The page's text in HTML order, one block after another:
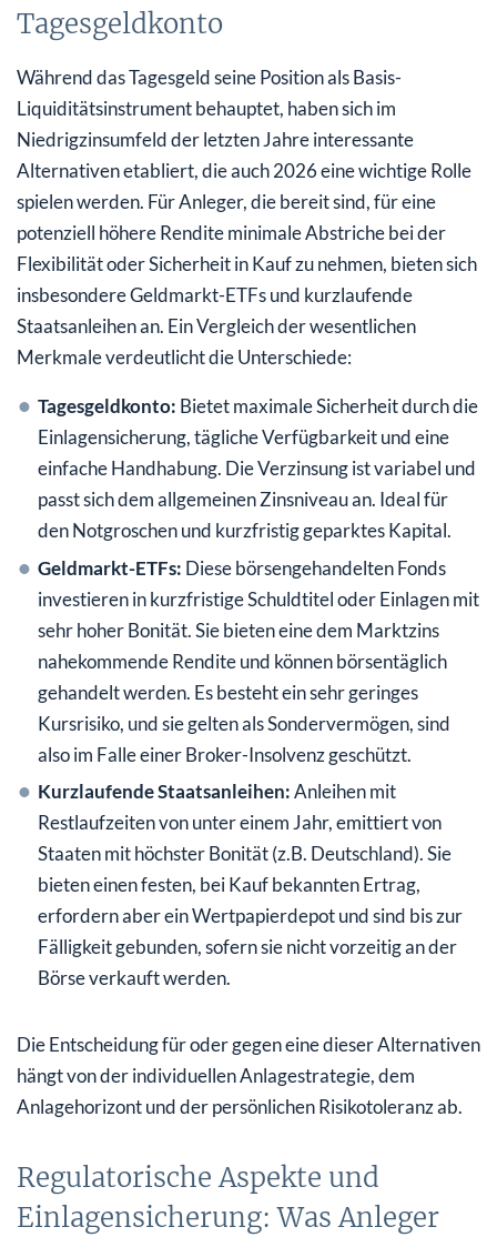
Tagesgeldkonto
Während das Tagesgeld seine Position als Basis-
Liquiditätsinstrument behauptet, haben sich im
Niedrigzinsumfeld der letzten Jahre interessante
Alternativen etabliert, die auch 2026 eine wichtige Rolle
spielen werden. Für Anleger, die bereit sind, für eine
potenziell höhere Rendite minimale Abstriche bei der
Flexibilität oder Sicherheit in Kauf zu nehmen, bieten sich
insbesondere Geldmarkt-ETFs und kurzlaufende
Staatsanleihen an. Ein Vergleich der wesentlichen
Merkmale verdeutlicht die Unterschiede:
Tagesgeldkonto: Bietet maximale Sicherheit durch die
Einlagensicherung, tägliche Verfügbarkeit und eine
einfache Handhabung. Die Verzinsung ist variabel und
passt sich dem allgemeinen Zinsniveau an. Ideal für
den Notgroschen und kurzfristig geparktes Kapital.
Geldmarkt-ETFs: Diese börsengehandelten Fonds
investieren in kurzfristige Schuldtitel oder Einlagen mit
sehr hoher Bonität. Sie bieten eine dem Marktzins
nahekommende Rendite und können börsentäglich
gehandelt werden. Es besteht ein sehr geringes
Kursrisiko, und sie gelten als Sondervermögen, sind
also im Falle einer Broker-Insolvenz geschützt.
Kurzlaufende Staatsanleihen:Anleihen mit
Restlaufzeiten von unter einem Jahr, emittiert von
Staaten mit höchster Bonität (z.B. Deutschland). Sie
bieten einen festen, bei Kauf bekannten Ertrag,
erfordern aber ein Wertpapierdepot und sind bis zur
Fälligkeit gebunden, sofern sie nicht vorzeitig an der
Börse verkauft werden.
Die Entscheidung für oder gegen eine dieser Alternativen
hängt von der individuellen Anlagestrategie, dem
Anlagehorizont und der persönlichen Risikotoleranz ab.
Regulatorische Aspekte und
Einlagensicherung: Was Anleger